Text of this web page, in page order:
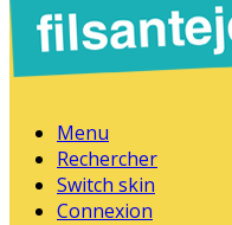
Menu
Rechercher
Switch skin
Connexion